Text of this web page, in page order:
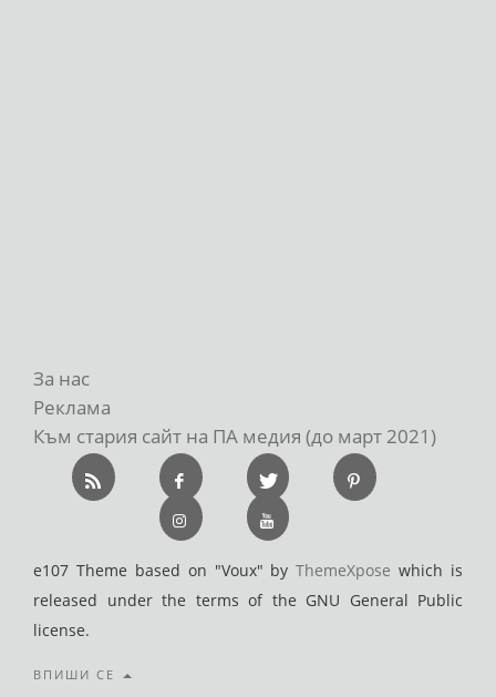
За нас
Реклама
Към стария сайт на ПА медия (до март 2021)
e107 Theme based on "Voux" byThemeXpose which is
released under the terms of the GNU General Public
license.
ВПИШИ СЕ